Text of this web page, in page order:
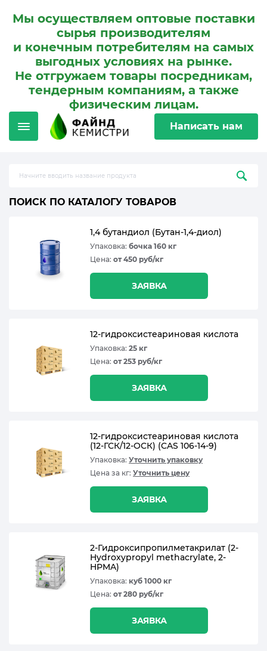
Мы осуществляем оптовые поставки
сырья производителям
и конечным потребителям на самых
выгодных условиях на рынке.
Не отгружаем товары посредникам,
тендерным компаниям, а также
физическим лицам.
Написать нам
ПОИСК ПО КАТАЛОГУ ТОВАРОВ
1,4 бутандиол (Бутан-1,4-диол)
Упаковка: бочка 160 кг
Цена: от 450 руб/кг
ЗАЯВКА
12-гидроксистеариновая кислота
Упаковка: 25 кг
Цена: от 253 руб/кг
ЗАЯВКА
12-гидроксистеариновая кислота
(12-ГСК/12-ОСК) (CAS 106-14-9)
Упаковка: Уточнить упаковку
Цена за кг: Уточнить цену
ЗАЯВКА
2-Гидроксипропилметакрилат (2-
Hydroxypropyl methacrylate, 2-
HPMA)
Упаковка: куб 1000 кг
Цена: от 280 руб/кг
ЗАЯВКА